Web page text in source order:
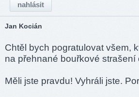
nahlásit
Jan Kocián
Chtěl bych pogratulovat všem,
na přehnané bouřkové strašení
Měli jste pravdu! Vyhráli jste.